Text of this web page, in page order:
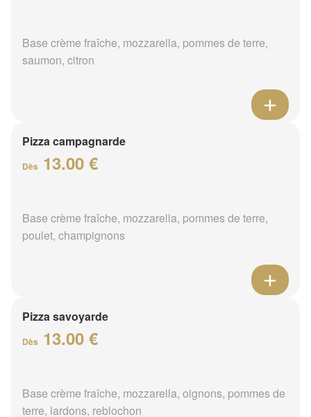
Base crème fraîche, mozzarella, pommes de terre,
saumon, citron
Pizza campagnarde
Dès 13.00 €
Base crème fraîche, mozzarella, pommes de terre,
poulet, champignons
Pizza savoyarde
Dès 13.00 €
Base crème fraîche, mozzarella, oignons, pommes de
terre, lardons, reblochon